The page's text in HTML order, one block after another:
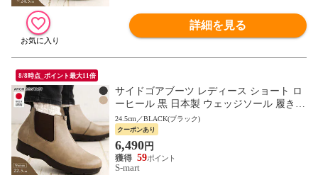
詳細を見る
8/8時点_ポイント最大11倍
サイドゴアブーツ レディース ショート ロ
ーヒール 黒 日本製 ウェッジソール 履きや
すい シンプル フラット ブラック ブラウン
63552
24.5cm／BLACK(ブラック)
クーポンあり
6,490円
59
S-mart